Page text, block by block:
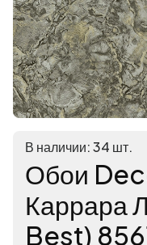
В наличии: 34 шт.
Обои
Каррара
Best)